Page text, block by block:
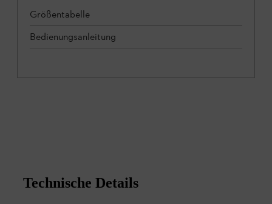
Größentabelle
Bedienungsanleitung
Technische Details